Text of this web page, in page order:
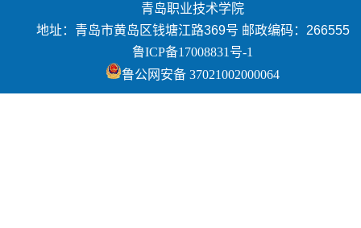
青岛职业技术学院
地址：青岛市黄岛区钱塘江路369号 邮政编码：266555
鲁ICP备17008831号-1
鲁公网安备 37021002000064